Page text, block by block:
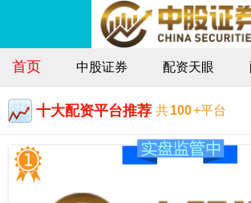
首页 中股证券 配资天眼
十大配资平台推荐 共100+平台